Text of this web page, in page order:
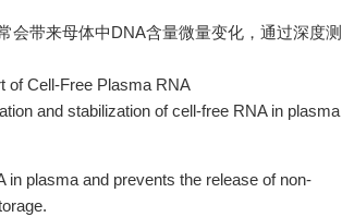
会带来母体中DNA含量微量变化，通过深度测
of Cell-Free Plasma RNA
and stabilization of cell-free RNA in plasma
plasma and prevents the release of non-